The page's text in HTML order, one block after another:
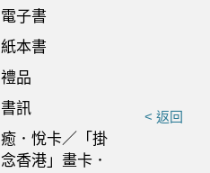
電子書
紙本書
禮品
書訊
癒．悅卡／「掛
念香港」畫卡．
< 返回